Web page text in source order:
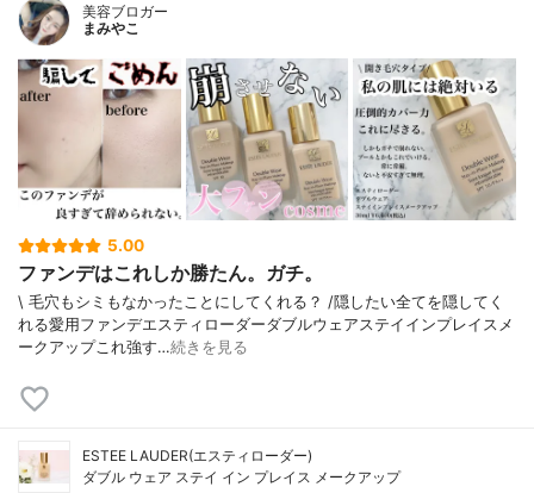
美容ブロガー
まみやこ
5.00
ファンデはこれしか勝たん。ガチ。
\ 毛穴もシミもなかったことにしてくれる？ /⁡⁡隠したい全てを隠してく
れる愛用ファンデ⁡エスティローダーダブルウェアステイインプレイスメ
ークアップ⁡⁡これ強す…続きを見る
ESTEE LAUDER(エスティローダー)
ダブル ウェア ステイ イン プレイス メークアップ